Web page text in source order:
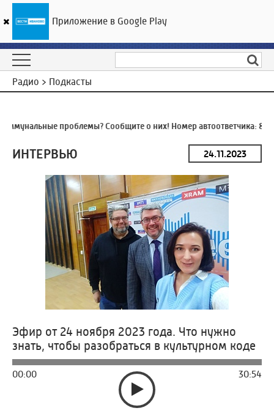
ГТРК «Ивтелерадио»
Радио > Подкасты
проблемы? Сообщите о них! Номер автоответчика:8
ИНТЕРВЬЮ
Эфир от 24 ноября 2023 года. Что нужно
знать, чтобы разобраться в культурном коде
00:00 30:54
Приложение в Google Play